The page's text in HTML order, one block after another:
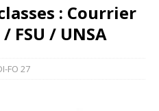
: Courrier
FSU / UNSA
FO 27